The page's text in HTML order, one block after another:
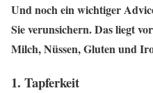
Und noch ein wichtiger
Sie verunsichern. Das liegt
Milch, Nüssen, Gluten und
1. Tapferkeit